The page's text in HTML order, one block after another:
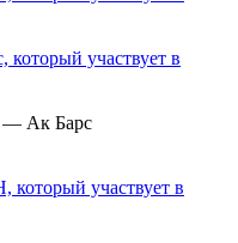
— Ак Барс